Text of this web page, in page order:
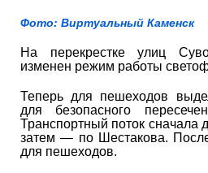
Фото: Виртуальный Каменск
На перекрестке улиц
изменен режим работы
Теперь для пешеходов
для безопасного
Транспортный поток сначала
затем — по Шестакова.
для пешеходов.